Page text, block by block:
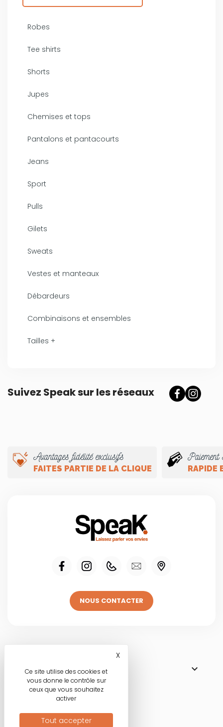
Robes
Tee shirts
Shorts
Jupes
Chemises et tops
Pantalons et pantacourts
Jeans
Sport
Pulls
Gilets
Sweats
Vestes et manteaux
Débardeurs
Combinaisons et ensembles
Tailles +
Suivez Speak sur les réseaux
Avantages fidélité exclusifs
FAITES PARTIE DE LA CLIQUE
Paiement
RAPIDE
NOUS CONTACTER

NOS BOUTIQUES
Nos engagements
Ce site utilise des cookies et
vous donne le contrôle sur
ceux que vous souhaitez
activer
Tout accepter
XMasquer le bandeau des